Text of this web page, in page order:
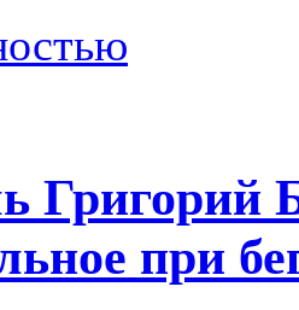
Григорий
при